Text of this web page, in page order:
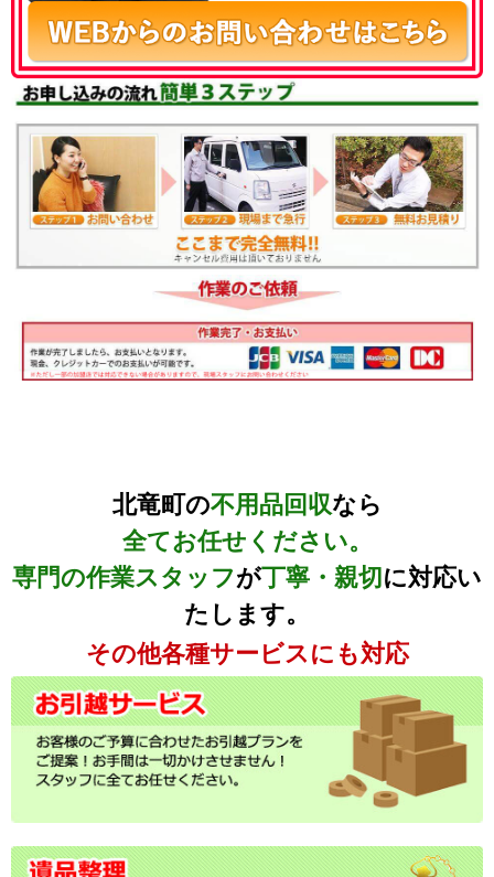
北竜町の不用品回収なら
全てお任せください。
専門の作業スタッフが丁寧・親切 に対応い
たします。
その他各種サービスにも対応